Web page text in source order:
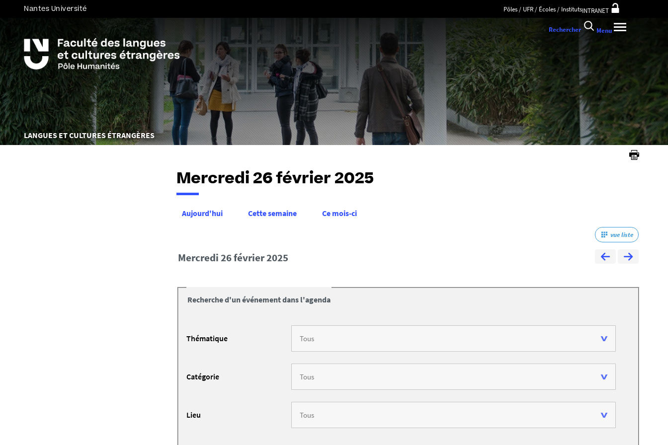
au
Nantes Université Pôles / UFR / Écoles / InstitutsINTRANET
Vous
êtes
LANGUES ET CULTURES ÉTRANGÈRES
Rechercher Menu
Mercredi 26 février 2025
Aujourd'hui Cette semaine Ce mois-ci
vue liste
mercredi 26 février 2025
Recherche d'un événement dans l'agenda
Thématique
Catégorie
Lieu